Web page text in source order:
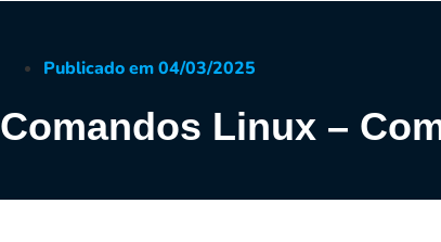
Publicado em04/03/2025
Comandos Linux –